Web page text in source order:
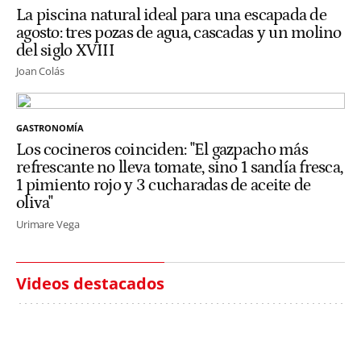
La piscina natural ideal para una escapada de
agosto: tres pozas de agua, cascadas y un molino
del siglo XVIII
Joan Colás
GASTRONOMÍA
Los cocineros coinciden: "El gazpacho más
refrescante no lleva tomate, sino 1 sandía fresca,
1 pimiento rojo y 3 cucharadas de aceite de
oliva"
Urimare Vega
Videos destacados